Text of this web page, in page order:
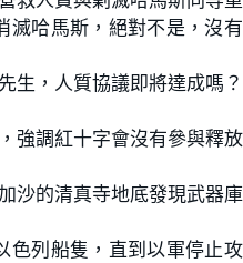
滅哈馬斯，絕對不是，沒
生，人質協議即將達成嗎
強調紅十字會沒有參與釋
沙的清真寺地底發現武器
色列船隻，直到以軍停止